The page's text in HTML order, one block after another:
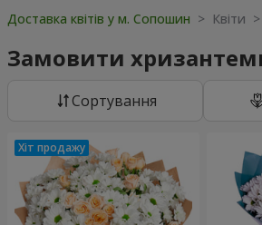
Доставка квітів у м. Сопошин > Квіти
Замовити
Сортування